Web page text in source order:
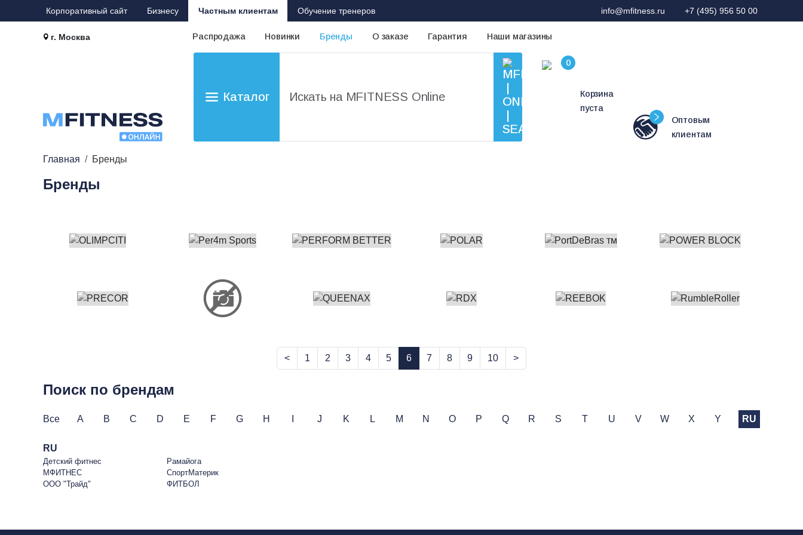
Корпоративный сайт Бизнесу Частным клиентам Обучение тренеров info@mfitness.ru +7 (495) 956 50 00
г. Москва Распродажа Новинки Бренды О заказе Гарантия Наши магазины
Каталог
Корзина
пуста
Оптовым
клиентам
Главная Бренды
Бренды
< 1 2 3 4 5 6 7 8 9 10 >
Поиск по брендам
Все A B C D E F G H J K L M N O P Q R S T U V W X Y RU
RU
Детский фитнес
МФИТНЕС
ООО "Трайд"
Рамайога
СпортМатерик
ФИТБОЛ